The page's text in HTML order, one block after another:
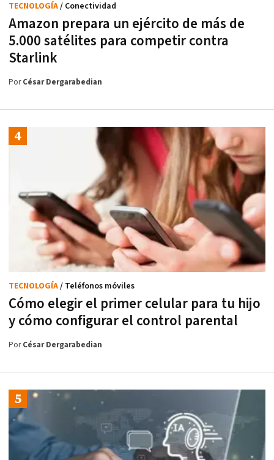
Amazon prepara un ejército de más de
5.000 satélites para competir contra
Starlink
TECNOLOGÍA/ Conectividad
PorCésar Dergarabedian
Cómo elegir el primer celular para tu hijo
y cómo configurar el control parental
TECNOLOGÍA/ Teléfonos móviles
PorCésar Dergarabedian